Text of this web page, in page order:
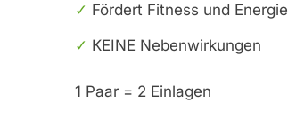
✓ Fördert Fitness und Energie
✓ KEINE Nebenwirkungen
1 Paar = 2 Einlagen